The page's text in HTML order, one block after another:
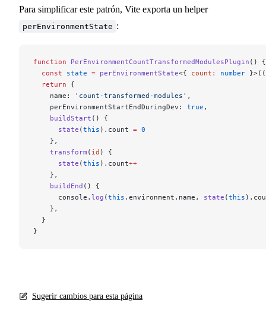
Para simplificar este patrón, Vite exporta un helper
perEnvironmentState :
function PerEnvironmentCountTransformedModulesPlugin () {
  const
state = perEnvironmentState<{ count : number
  return
{
    name:
'count-transformed-modules' ,
    perEnvironmentStartEndDuringDev:
true ,
    buildStart
() {
      state
(this ).count = 0
    },
    transform
( id ) {
      state
(this ).count++
    },
    buildEnd
() {
      console.
log (this .environment.name, state (this
    },
  }
}
Sugerir cambios para esta página